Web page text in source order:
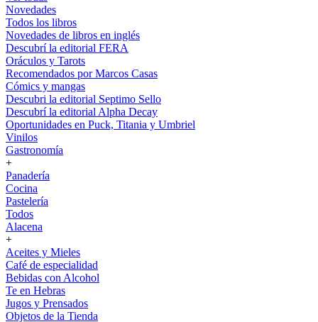
Novedades
Todos los libros
Novedades de libros en inglés
Descubrí la editorial FERA
Oráculos y Tarots
Recomendados por Marcos Casas
Cómics y mangas
Descubri la editorial Septimo Sello
Descubrí la editorial Alpha Decay
Oportunidades en Puck, Titania y Umbriel
Vinilos
Gastronomía
+
Panadería
Cocina
Pastelería
Todos
Alacena
+
Aceites y Mieles
Café de especialidad
Bebidas con Alcohol
Te en Hebras
Jugos y Prensados
Objetos de la Tienda